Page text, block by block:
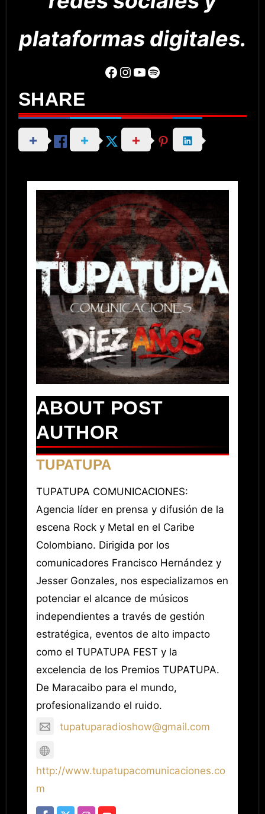
plataformas digitales.
Facebook Instagram YouTube Spotify
SHARE
ABOUT POST
AUTHOR
TUPATUPA
TUPATUPA COMUNICACIONES:
Agencia líder en prensa y difusión de la
escena Rock y Metal en el Caribe
Colombiano. Dirigida por los
comunicadores Francisco Hernández y
Jesser Gonzales, nos especializamos en
potenciar el alcance de músicos
independientes a través de gestión
estratégica, eventos de alto impacto
como el TUPATUPA FEST y la
excelencia de los Premios TUPATUPA.
De Maracaibo para el mundo,
profesionalizando el ruido.
tupatuparadioshow@gmail.com
http://www.tupatupacomunicaciones.co
m